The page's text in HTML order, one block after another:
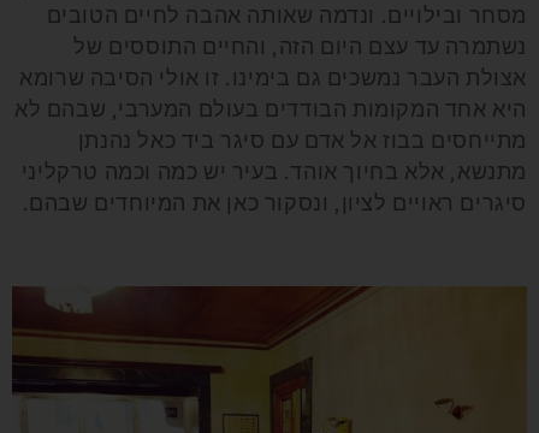
מסחר ובילויים. ונדמה שאותה אהבה לחיים הטובים
נשתמרה עד עצם היום הזה, והחיים התוססים של
אצולת העבר נמשכים גם בימינו. זו אולי הסיבה שרומא
היא אחד המקומות הבודדים בעולם המערבי, שבהם לא
מתייחסים בבוז אל אדם עם סיגר ביד כאל נהנתן
מתנשא, אלא בחיוך אוהד. בעיר יש כמה וכמה טרקליני
סיגרים ראויים לציון, ונסקור כאן את המיוחדים שבהם.